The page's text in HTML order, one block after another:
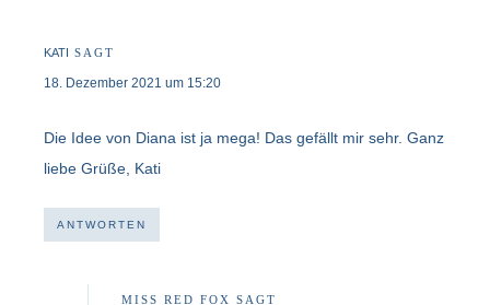
KATI SAGT
18. Dezember 2021 um 15:20
Die Idee von Diana ist ja mega! Das gefällt mir sehr. Ganz
liebe Grüße, Kati
ANTWORTEN
MISS RED FOX SAGT